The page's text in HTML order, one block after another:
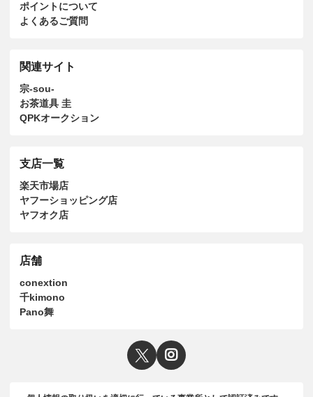
ポイントについて
よくあるご質問
関連サイト
宗-sou-
お茶道具 圭
QPKオークション
支店一覧
楽天市場店
ヤフーショッピング店
ヤフオク店
店舗
conextion
千kimono
Pano舞